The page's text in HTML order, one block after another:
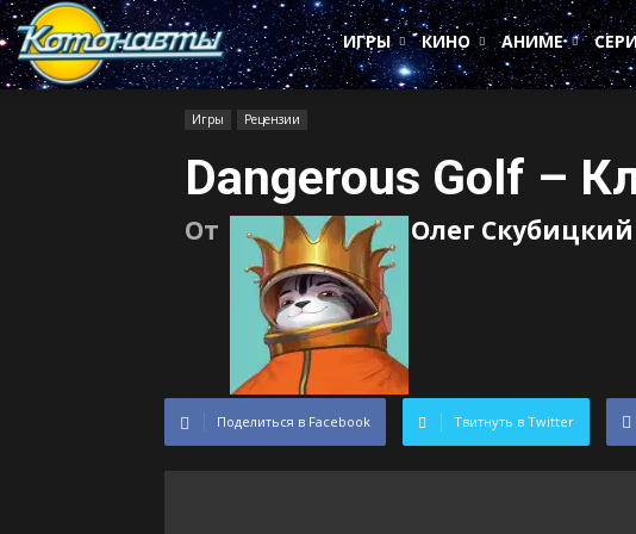
Котонавты
ИГРЫ
КИНО АНИМЕ
Игры Рецензии
Dangerous Golf –
От Олег Скубицкий
Поделиться в Facebook Твитнуть в Twitter